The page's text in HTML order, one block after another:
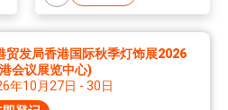
贸发局香港国际秋季灯饰展2026
会议展览中心)
年10月27日 - 30日